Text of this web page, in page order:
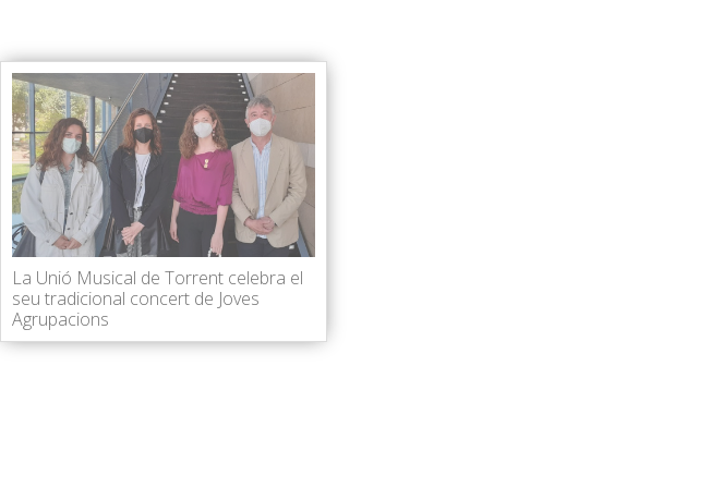
La Unió Musical de Torrent celebra el
seu tradicional concert de Joves
Agrupacions